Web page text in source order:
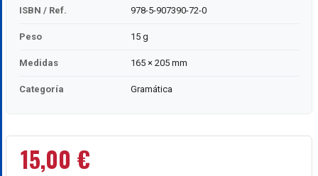
ISBN / Ref. 978-5-907390-72-0
Peso 15 g
Medidas 165 × 205 mm
Categoría Gramática
15,00 €